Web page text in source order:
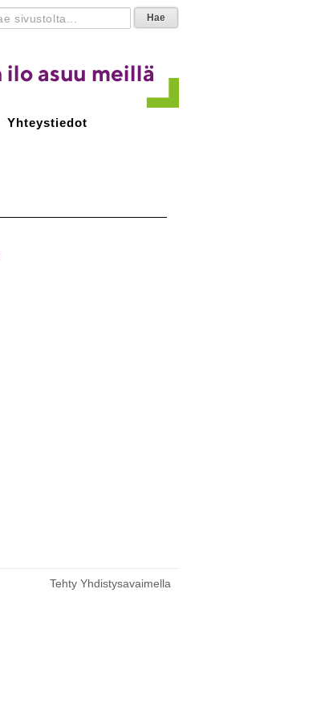
Yhteystiedot
Tehty Yhdistysavaimella